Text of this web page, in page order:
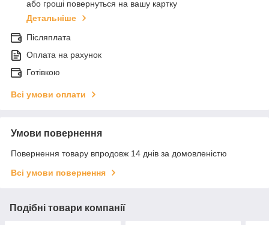
або гроші повернуться на вашу картку
Детальніше
Післяплата
Оплата на рахунок
Готівкою
Всі умови оплати
Умови повернення
Повернення товару впродовж 14 днів за домовленістю
Всі умови повернення
Подібні товари компанії